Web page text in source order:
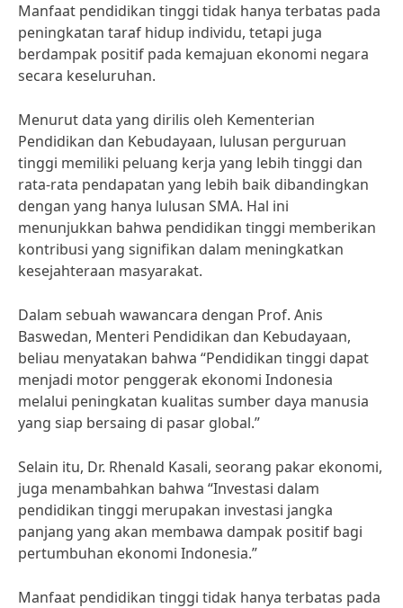
Manfaat pendidikan tinggi tidak hanya terbatas pada
peningkatan taraf hidup individu, tetapi juga
berdampak positif pada kemajuan ekonomi negara
secara keseluruhan.
Menurut data yang dirilis oleh Kementerian
Pendidikan dan Kebudayaan, lulusan perguruan
tinggi memiliki peluang kerja yang lebih tinggi dan
rata-rata pendapatan yang lebih baik dibandingkan
dengan yang hanya lulusan SMA. Hal ini
menunjukkan bahwa pendidikan tinggi memberikan
kontribusi yang signifikan dalam meningkatkan
kesejahteraan masyarakat.
Dalam sebuah wawancara dengan Prof. Anis
Baswedan, Menteri Pendidikan dan Kebudayaan,
beliau menyatakan bahwa “Pendidikan tinggi dapat
menjadi motor penggerak ekonomi Indonesia
melalui peningkatan kualitas sumber daya manusia
yang siap bersaing di pasar global.”
Selain itu, Dr. Rhenald Kasali, seorang pakar ekonomi,
juga menambahkan bahwa “Investasi dalam
pendidikan tinggi merupakan investasi jangka
panjang yang akan membawa dampak positif bagi
pertumbuhan ekonomi Indonesia.”
Manfaat pendidikan tinggi tidak hanya terbatas pada